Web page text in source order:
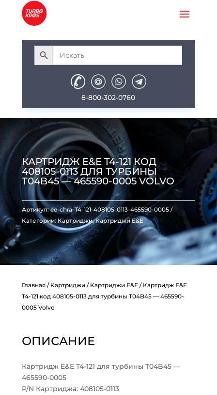
8-800-302-0760
КАРТРИДЖ E&E T4-121 КОД
408105-0113 ДЛЯ ТУРБИНЫ
T04B45 — 465590-0005 VOLVO
Артикул:ee-chra-T4-121-408105-0113-465590-0005
Категории:Картриджи,Картриджи E&E
Главная/ Картриджи/ Картриджи E&E/ Картридж E&E
T4-121 код 408105-0113 для турбины T04B45 — 465590-
0005 Volvo
ОПИСАНИЕ
Картридж E&E T4-121 для турбины T04B45 —
465590-0005
P/N Картриджа: 408105-0113